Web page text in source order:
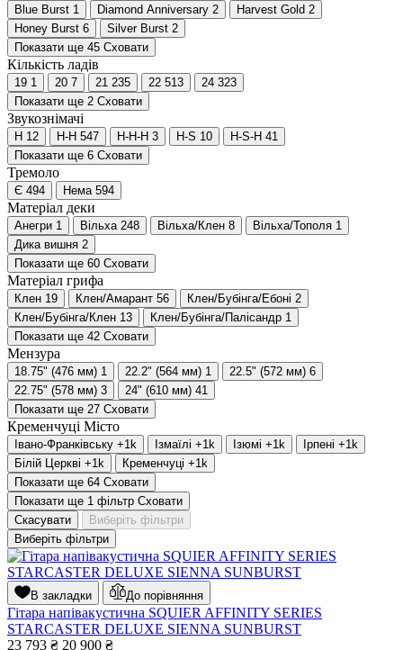
Blue Burst 1 Diamond Anniversary 2 Harvest Gold 2
Honey Burst 6 Silver Burst 2
Показати ще 45 Сховати
Кількість ладів
19 1 20 7 21 235 22 513 24 323
Показати ще 2 Сховати
Звукознімачі
H 12 H-H 547 H-H-H 3 H-S 10 H-S-H 41
Показати ще 6 Сховати
Тремоло
Є 494 Нема 594
Матеріал деки
Анегри 1 Вільха 248 Вільха/Клен 8 Вільха/Тополя 1
Дика вишня 2
Показати ще 60 Сховати
Матеріал грифа
Клен 19 Клен/Амарант 56 Клен/Бубінга/Ебоні 2
Клен/Бубінга/Клен 13 Клен/Бубінга/Палісандр 1
Показати ще 42 Сховати
Мензура
18.75" (476 мм) 1 22.2" (564 мм) 1 22.5" (572 мм) 6
22.75" (578 мм) 3 24" (610 мм) 41
Показати ще 27 Сховати
Кременчуці Місто
Івано-Франківську +1 k Ізмаїлі +1 k Ізюмі +1 k Ірпені +1 k
Білій Церкві +1 k Кременчуці +1 k
Показати ще 64 Сховати
Показати ще 1 фільтр Сховати
Скасувати
Виберіть фільтри
Виберіть фільтри
В закладки До порівняння
Гітара напівакустична SQUIER AFFINITY SERIES
STARCASTER DELUXE SIENNA SUNBURST
23 793 ₴ 20 900 ₴